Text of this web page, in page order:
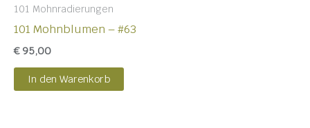
101 Mohnradierungen
101 Mohnblumen – #63
€95,00
In den Warenkorb